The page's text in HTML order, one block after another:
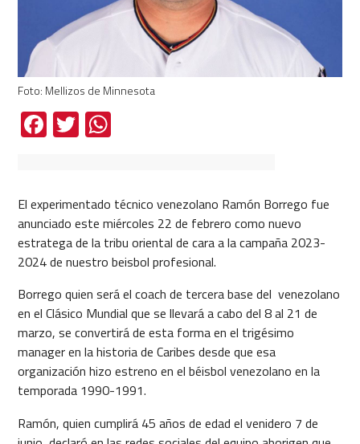
Foto: Mellizos de Minnesota
Facebook
Twitter
El experimentado técnico venezolano Ramón Borrego fue
anunciado este miércoles 22 de febrero como nuevo
estratega de la tribu oriental de cara a la campaña 2023-
2024 de nuestro beisbol profesional.
Borrego quien será el coach de tercera base del venezolano
en el Clásico Mundial que se llevará a cabo del 8 al 21 de
marzo, se convertirá de esta forma en el trigésimo
manager en la historia de Caribes desde que esa
organización hizo estreno en el béisbol venezolano en la
temporada 1990-1991.
Ramón, quien cumplirá 45 años de edad el venidero 7 de